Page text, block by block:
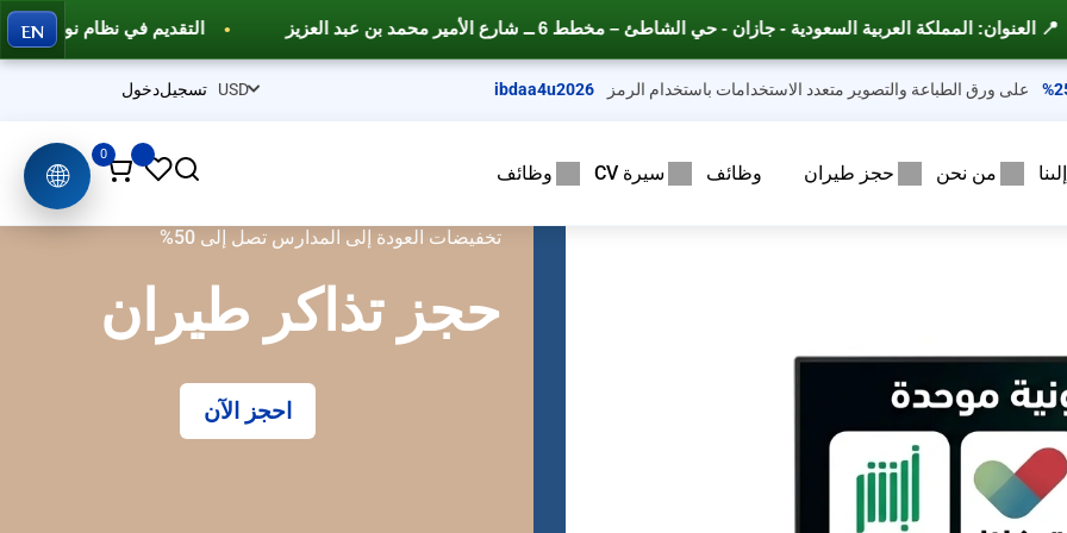
على ورق الطباعة والتصوير متعدد الاستخدامات باستخدام الرمز ibdaa4u2026
– مخطط 6 ــ شارع الأمير محمد بن عبد العزيز التقديم في نظام نور وفارس دورات تدريبية EN
تسجيلدخول
من نحن حجز طيران وظائف سيرة CV وظائف
0
🌐